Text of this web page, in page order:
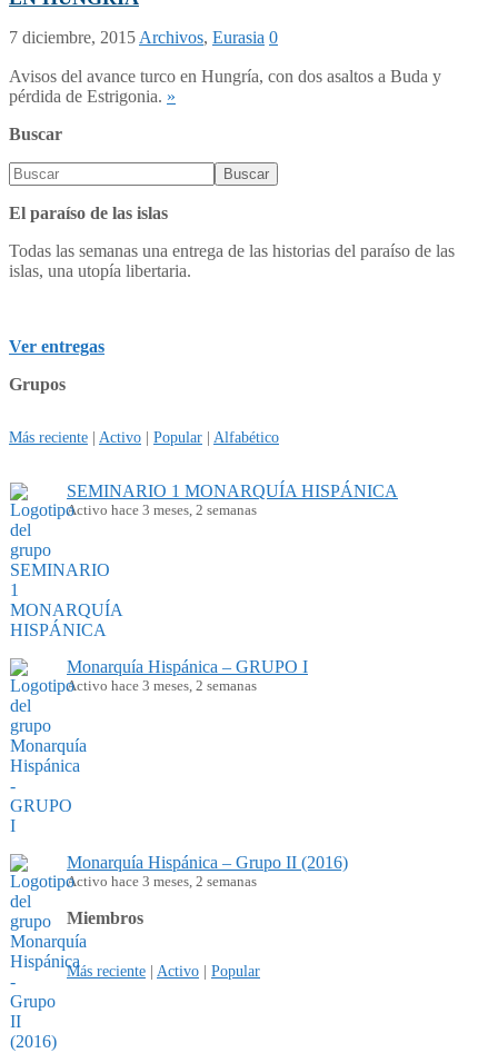
7 diciembre, 2015 Archivos, Eurasia 0
Avisos del avance turco en Hungría, con dos asaltos a Buda y
pérdida de Estrigonia. »
Buscar
El paraíso de las islas
Todas las semanas una entrega de las historias del paraíso de las
islas, una utopía libertaria.
Ver entregas
Grupos
Más reciente | Activo | Popular | Alfabético
SEMINARIO 1 MONARQUÍA HISPÁNICA
Activo hace 3 meses, 2 semanas
Monarquía Hispánica – GRUPO I
Activo hace 3 meses, 2 semanas
Monarquía Hispánica – Grupo II (2016)
Activo hace 3 meses, 2 semanas
Miembros
Más reciente | Activo | Popular